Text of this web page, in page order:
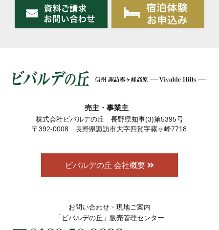
売主・事業主
株式会社ビバルデの丘 長野県知事(3)第5395号
〒392-0008 長野県諏訪市大字四賀字霧ヶ峰7718
ビバルデの丘 会社概要
お問い合わせ・現地ご案内
「ビバルデの丘」販売管理センター